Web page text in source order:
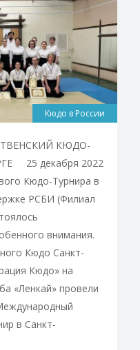
Кюдо в России
КЮДО-
25 декабря 2022
Кюдо-Турнира в
РСБИ (Филиал
внимания.
Кюдо Санкт-
Кюдо» на
«Ленкай» провели
в Санкт-